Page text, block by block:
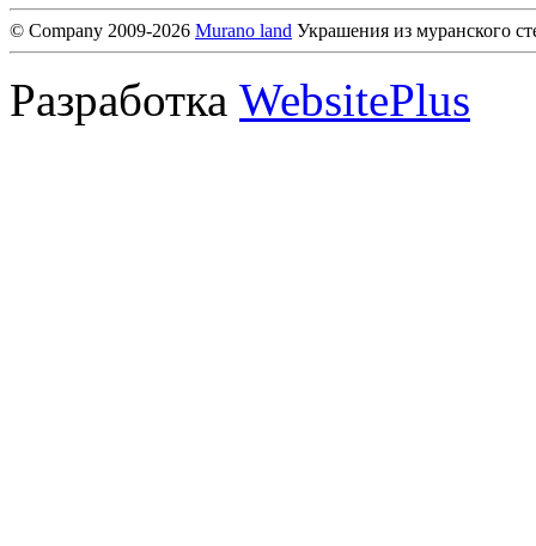
© Company 2009-2026 Murano land Украшения из муранского
Разработка WebsitePlus